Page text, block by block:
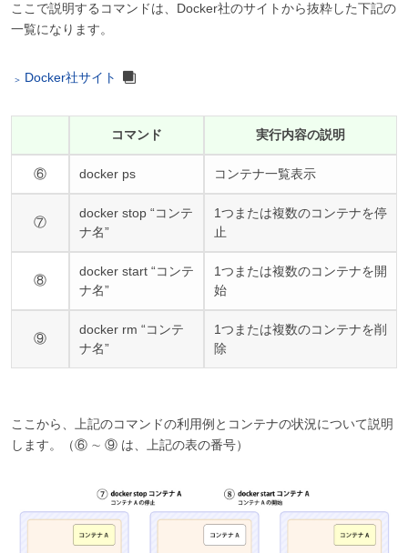
ここで説明するコマンドは、Docker社のサイトから抜粋した下記の
一覧になります。
Docker社サイト
コマンド 実行内容の説明
⑥ docker ps コンテナ一覧表示
⑦
docker stop “コンテ
ナ名”
1つまたは複数のコンテナを停
止
⑧
docker start “コンテ
ナ名”
1つまたは複数のコンテナを開
始
⑨
docker rm “コンテ
ナ名”
1つまたは複数のコンテナを削
除
ここから、上記のコマンドの利用例とコンテナの状況について説明
します。（⑥ ∼ ⑨ は、上記の表の番号）